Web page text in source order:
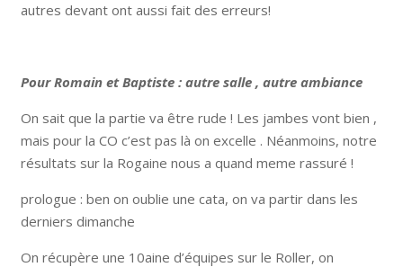
autres devant ont aussi fait des erreurs!
Pour Romain et Baptiste : autre salle , autre ambiance
On sait que la partie va être rude ! Les jambes vont bien ,
mais pour la CO c’est pas là on excelle . Néanmoins, notre
résultats sur la Rogaine nous a quand meme rassuré !
prologue : ben on oublie une cata, on va partir dans les
derniers dimanche
On récupère une 10aine d’équipes sur le Roller, on